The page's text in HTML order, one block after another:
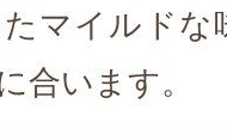
マイルドな
合います。